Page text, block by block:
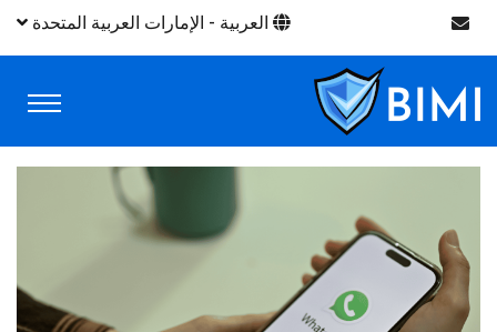
العربية - الإمارات العربية المتحدة